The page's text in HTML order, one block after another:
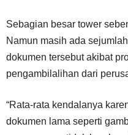
Sebagian besar tower
Namun masih ada
dokumen tersebut akibat
pengambilalihan dari
“Rata-rata kendalanya
dokumen lama seperti